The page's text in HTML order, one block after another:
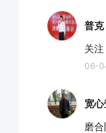
普克
关注
06-
宽
磨